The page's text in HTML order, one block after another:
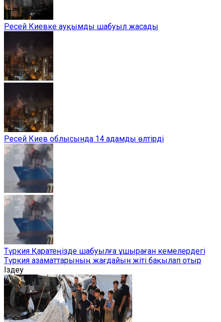
Ресей Киевке ауқымды шабуыл жасады
Ресей Киев облысында 14 адамды өлтірді
Түркия Қаратеңізде шабуылға ұшыраған кемелердегі
Түркия азаматтарының жағдайын жіті бақылап отыр
Іздеу